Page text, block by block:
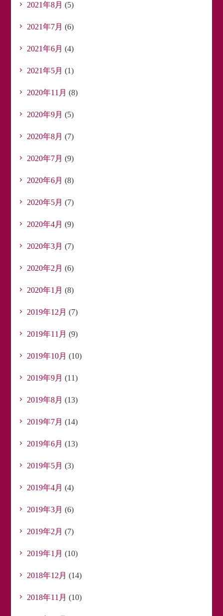
2021年8月 (5)
2021年7月 (6)
2021年6月 (4)
2021年5月 (1)
2020年11月 (8)
2020年9月 (5)
2020年8月 (7)
2020年7月 (9)
2020年6月 (8)
2020年5月 (7)
2020年4月 (9)
2020年3月 (7)
2020年2月 (6)
2020年1月 (8)
2019年12月 (7)
2019年11月 (9)
2019年10月 (10)
2019年9月 (11)
2019年8月 (13)
2019年7月 (14)
2019年6月 (13)
2019年5月 (3)
2019年4月 (4)
2019年3月 (6)
2019年2月 (7)
2019年1月 (10)
2018年12月 (14)
2018年11月 (10)